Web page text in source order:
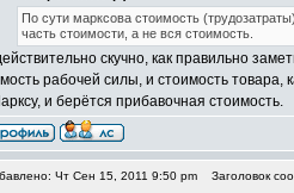
По сути марксова стоимость
часть стоимости, а не вся стоимость.
скучно, как правильно
рабочей силы, и стоимость товара,
и берётся прибавочная стоимость.
Чт Сен 15, 2011 9:50 pm Заголовок